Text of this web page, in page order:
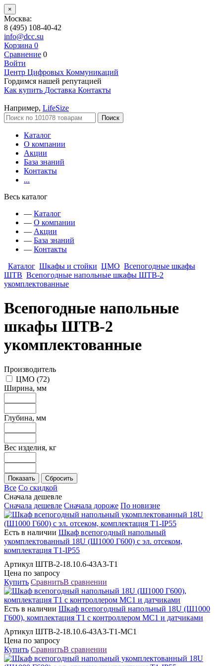
×
Москва:
8 (495) 108-40-42
info@dcc.su
Корзина 0
Сравнение 0
Войти
Центр Цифровых Коммуникаций
Гордимся нашей репутацией
Как купить Доставка Контакты
Например, LifeSize
Поиск
Каталог
О компании
Акции
База знаний
Контакты
...
Весь каталог
— Каталог
— О компании
— Акции
— База знаний
— Контакты
Каталог Шкафы и стойки ЦМО Всепогодные шкафы
ШТВ Всепогодные напольные шкафы ШТВ-2
укомплектованные
Всепогодные напольные
шкафы ШТВ-2
укомплектованные
Производитель
ЦМО (72)
Ширина, мм
Глубина, мм
Вес изделия, кг
Все Со скидкой
Сначала дешевле
Сначала дешевле Сначала дороже По новизне
Есть в наличии Шкаф всепогодный напольный
укомплектованный 18U (Ш1000 Г600) с эл. отсеком,
комплектация Т1-IP55
Артикул ШТВ-2-18.10.6-43А3-Т1
Цена по запросу
Купить СравнитьВ сравнении
Есть в наличии Шкаф всепогодный напольный 18U (Ш1000
Г600), комплектация Т1 с контроллером MC1 и датчиками
Артикул ШТВ-2-18.10.6-43А3-Т1-МС1
Цена по запросу
Купить СравнитьВ сравнении